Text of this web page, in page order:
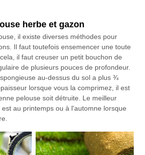
herbe et gazon
il existe diverses méthodes pour
Il faut toutefois ensemencer une toute
il faut creuser un petit bouchon de
de plusieurs pouces de profondeur.
au-dessus du sol a plus ¾
lorsque vous la comprimez, il est
pelouse soit détruite. Le meilleur
au printemps ou à l'automne lorsque